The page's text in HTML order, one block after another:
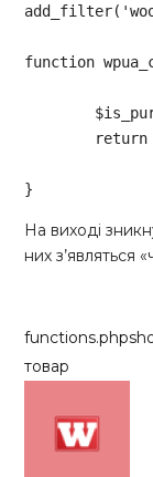
add_filter(
function
return
}
На виході
них з’являться
functions.php
товар